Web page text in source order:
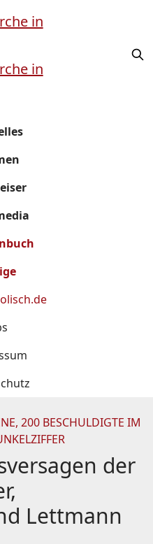
200 BESCHULDIGTE IM
der
Lettmann